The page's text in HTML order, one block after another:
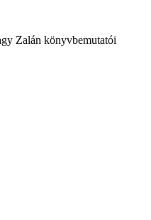
Zalán könyvbemutatói